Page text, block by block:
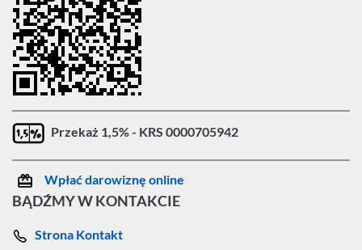
Przekaż 1,5% - KRS 0000705942
Wpłać darowiznę online
BĄDŹMY W KONTAKCIE
Strona Kontakt